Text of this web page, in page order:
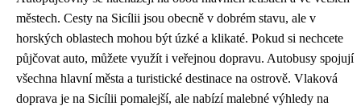
městech. Cesty na Sicílii jsou obecně v dobrém stavu, ale v
horských oblastech mohou být úzké a klikaté. Pokud si nechcete
půjčovat auto, můžete využít i veřejnou dopravu. Autobusy spojují
všechna hlavní města a turistické destinace na ostrově. Vlaková
doprava je na Sicílii pomalejší, ale nabízí malebné výhledy na